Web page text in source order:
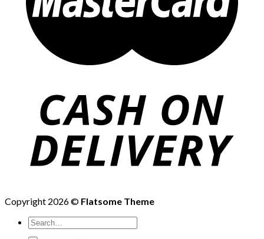
Copyright 2026 © Flatsome Theme
Search
for: